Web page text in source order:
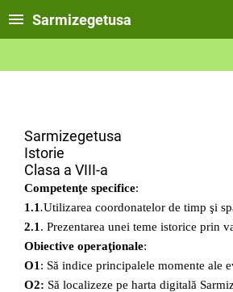
Sarmizegetusa
Sarmizegetusa
Istorie
Clasa a VIII-a
Competenţe specifice:
1.1.Utilizarea coordonatelor de timp şi
2.1 . Prezentarea unei teme istorice prin
Obiective operaţionale:
O1 : Să indice principalele momente ale
O2: Să localizeze pe harta digitală